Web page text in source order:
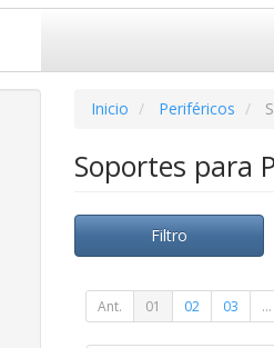
Inicio Periféricos
Soportes para
Filtro
Ant. 01 02 03 ...